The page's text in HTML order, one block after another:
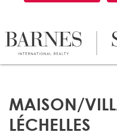
9 photos
MAISON/
LÉCHELLES